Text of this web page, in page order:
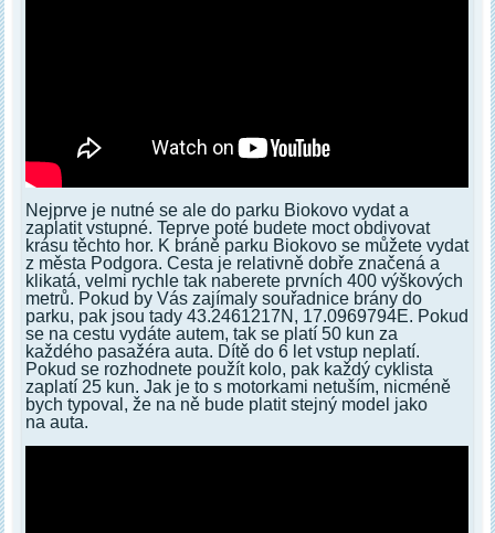
Nejprve je nutné se ale do parku Biokovo vydat a
zaplatit vstupné. Teprve poté budete moct obdivovat
krásu těchto hor. K bráně parku Biokovo se můžete vydat
z města Podgora. Cesta je relativně dobře značená a
klikatá, velmi rychle tak naberete prvních 400 výškových
metrů. Pokud by Vás zajímaly souřadnice brány do
parku, pak jsou tady 43.2461217N, 17.0969794E. Pokud
se na cestu vydáte autem, tak se platí 50 kun za
každého pasažéra auta. Dítě do 6 let vstup neplatí.
Pokud se rozhodnete použít kolo, pak každý cyklista
zaplatí 25 kun. Jak je to s motorkami netuším, nicméně
bych typoval, že na ně bude platit stejný model jako
na auta.